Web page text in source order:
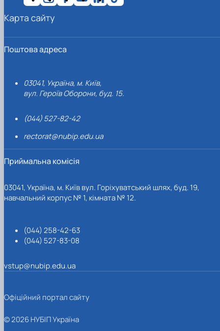
Поштова адреса
03041, Україна, м. Київ,
вул. Героїв Оборони, буд. 15.
(044) 527-82-42
rectorat@nubip.edu.ua
Приймальна комісія
03041, Україна, м. Київ вул. Горіхуватський шлях, буд. 19,
навчальний корпус № 1, кімната № 12.
(044) 258-42-63
(044) 527-83-08
vstup@nubip.edu.ua
Карта сайту
Офіційний портал сайту
© 2026 НУБІП Україна